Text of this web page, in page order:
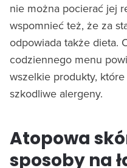
nie można pocierać jej
wspomnieć też, że za
odpowiada także dieta.
codziennego menu
wszelkie produkty,
szkodliwe alergeny.
Atopowa
sposoby na